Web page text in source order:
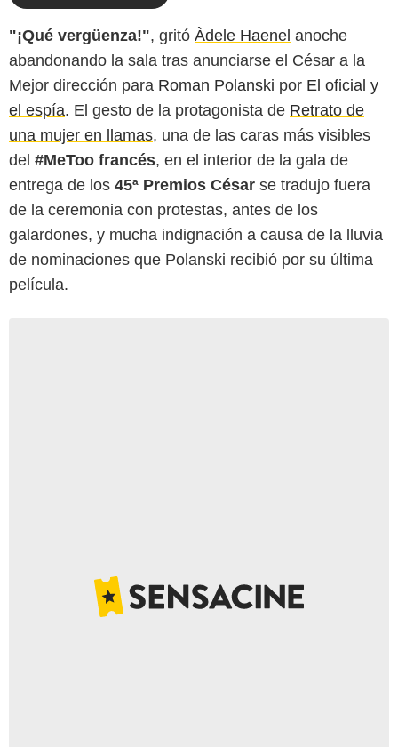
"¡Qué vergüenza!", gritó Àdele Haenel anoche
abandonando la sala tras anunciarse el César a la
Mejor dirección para Roman Polanski por El oficial y
el espía. El gesto de la protagonista de Retrato de
una mujer en llamas, una de las caras más visibles
del #MeToo francés, en el interior de la gala de
entrega de los 45ª Premios César se tradujo fuera
de la ceremonia con protestas, antes de los
galardones, y mucha indignación a causa de la lluvia
de nominaciones que Polanski recibió por su última
película.